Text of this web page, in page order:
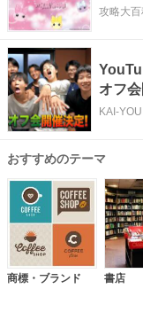
を
攻略大
オフ
校へ
KAI-YOU
おすすめのテーマ
商標・ブランド 書店